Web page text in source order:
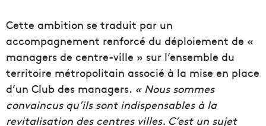
Cette ambition se traduit par un
accompagnement renforcé du déploiement de «
managers de centre-ville » sur l’ensemble du
territoire métropolitain associé à la mise en place
d’un Club des managers. « Nous sommes
convaincus qu’ils sont indispensables à la
revitalisation des centres villes. C’est un sujet